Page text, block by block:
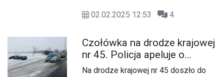
osobowy marki volkswagen dachował.
samodzielnie opuścić pojazd przed
przybyciem służb ratunkowych.
02.02.2025 12:53 4
Czołówka na drodze krajowej
nr 45. Policja apeluje o
ostrożność na drogach
Na drodze krajowej nr 45 doszło do